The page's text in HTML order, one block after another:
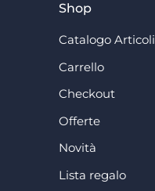
Shop
Catalogo Articoli
Carrello
Checkout
Offerte
Novità
Lista regalo